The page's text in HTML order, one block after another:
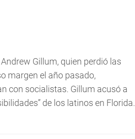
Gillum, quien perdió las
margen el año pasado,
con socialistas. Gillum acusó a
de los latinos en Florida.